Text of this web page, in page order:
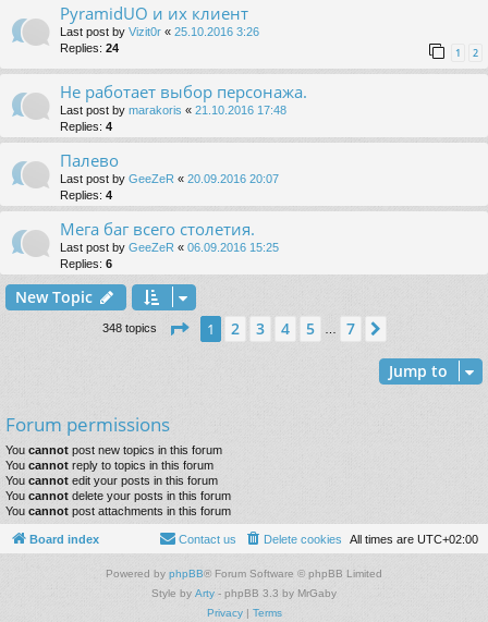
PyramidUO и их клиент
Last post by Vizit0r « 25.10.2016 3:26
Replies: 24 1 2
Не работает выбор персонажа.
Last post by marakoris « 21.10.2016 17:48
Replies: 4
Палево
Last post by GeeZeR « 20.09.2016 20:07
Replies: 4
Мега баг всего столетия.
Last post by GeeZeR « 06.09.2016 15:25
Replies: 6
New Topic
348 topics Page 1of7
1 2 3 4 5 7
Jump to
Forum permissions
You cannot post new topics in this forum
You cannot reply to topics in this forum
You cannot edit your posts in this forum
You cannot delete your posts in this forum
You cannot post attachments in this forum
Board index All times are UTC+02:00
Delete cookies
Contact us
Powered by phpBB® Forum Software © phpBB Limited
Style by Arty - phpBB 3.3 by MrGaby
Privacy| Terms